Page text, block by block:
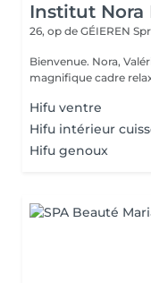
Institut Nora
26, op de GÉIEREN
Bienvenue. Nora, Valérie, Julie et Anaïs vous accueillent dans un
magnifique cadre
Hifu ventre
Hifu intérieur
Hifu genoux